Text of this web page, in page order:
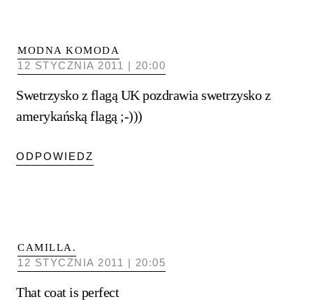
MODNA KOMODA
12 STYCZNIA 2011 | 20:00
Swetrzysko z flagą UK pozdrawia swetrzysko z
amerykańską flagą ;-)))
ODPOWIEDZ
CAMILLA.
12 STYCZNIA 2011 | 20:05
That coat is perfect